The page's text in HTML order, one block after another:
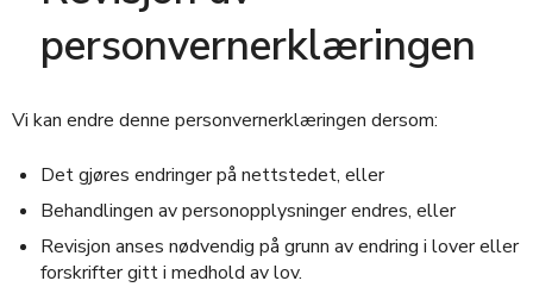
personvernerklæringen
Vi kan endre denne personvernerklæringen dersom:
Det gjøres endringer på nettstedet, eller
Behandlingen av personopplysninger endres, eller
Revisjon anses nødvendig på grunn av endring i lover eller
forskrifter gitt i medhold av lov.